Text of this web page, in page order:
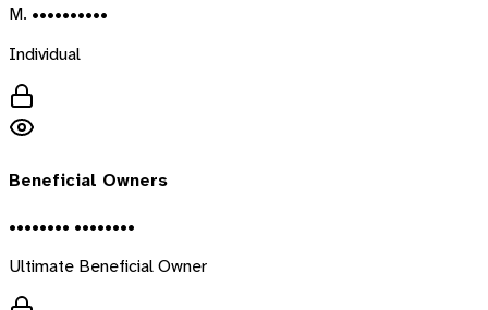
M. ••••••••••
Individual
Beneficial Owners
•••••••• ••••••••
Ultimate Beneficial Owner